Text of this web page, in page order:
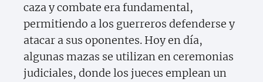
caza y combate era fundamental,
permitiendo a los guerreros defenderse y
atacar a sus oponentes. Hoy en día,
algunas mazas se utilizan en ceremonias
judiciales, donde los jueces emplean un